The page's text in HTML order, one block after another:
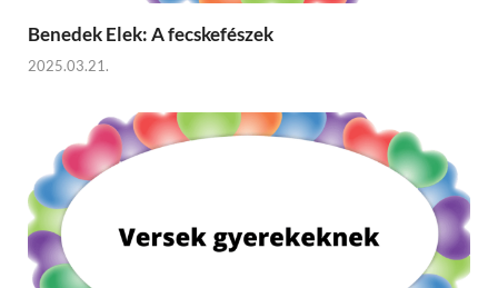
Benedek Elek: A fecskefészek
2025.03.21.